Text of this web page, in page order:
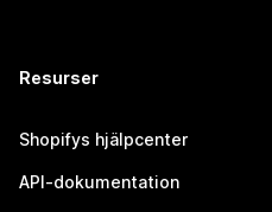
Resurser
Shopifys hjälpcenter
API-dokumentation